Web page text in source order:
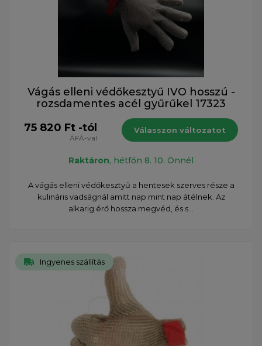
Vágás elleni védőkesztyű IVO hosszú -
rozsdamentes acél gyűrűkel 17323
75 820 Ft -tól
ÁFÁ-val
Válasszon változatot
Raktáron, hétfőn 8. 10. Önnél
A vágás elleni védőkesztyű a hentesek szerves része a
kulináris vadságnál amitt nap mint nap átélnek. Az
alkarig érő hossza megvéd, és s...
Ingyenes szállítás